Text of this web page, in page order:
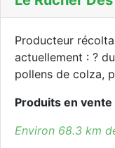
Producteur
actuellement : ?
pollens de colza,
Produits en vente
Environ 68.3 km